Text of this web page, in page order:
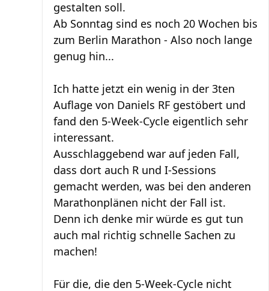
gestalten soll.
Ab Sonntag sind es noch 20 Wochen bis
zum Berlin Marathon - Also noch lange
genug hin...
Ich hatte jetzt ein wenig in der 3ten
Auflage von Daniels RF gestöbert und
fand den 5-Week-Cycle eigentlich sehr
interessant.
Ausschlaggebend war auf jeden Fall,
dass dort auch R und I-Sessions
gemacht werden, was bei den anderen
Marathonplänen nicht der Fall ist.
Denn ich denke mir würde es gut tun
auch mal richtig schnelle Sachen zu
machen!
Für die, die den 5-Week-Cycle nicht